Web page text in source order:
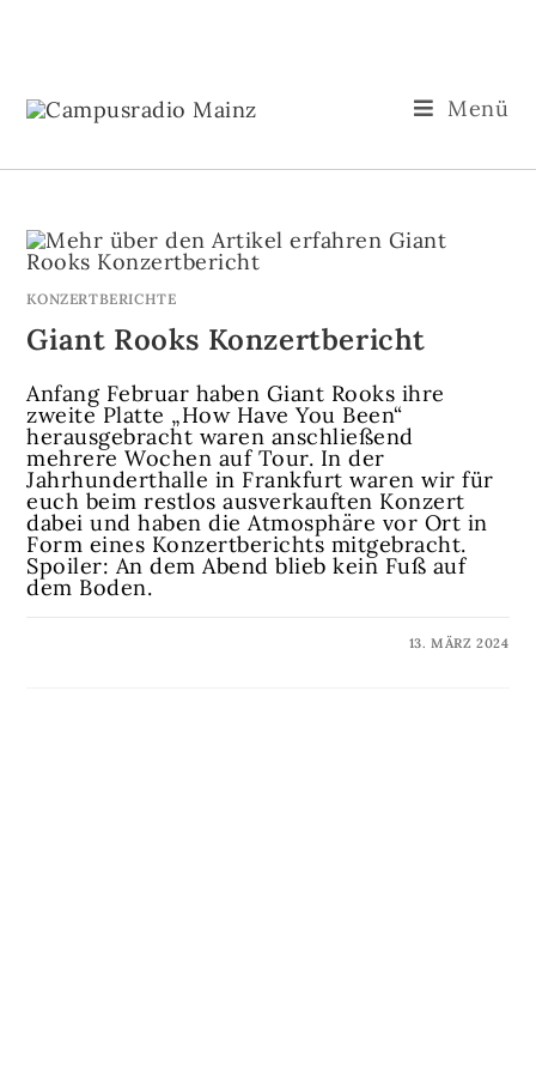
Menü
KONZERTBERICHTE
Giant Rooks Konzertbericht
Anfang Februar haben Giant Rooks ihre
zweite Platte „How Have You Been“
herausgebracht waren anschließend
mehrere Wochen auf Tour. In der
Jahrhunderthalle in Frankfurt waren wir für
euch beim restlos ausverkauften Konzert
dabei und haben die Atmosphäre vor Ort in
Form eines Konzertberichts mitgebracht.
Spoiler: An dem Abend blieb kein Fuß auf
dem Boden.
13. MÄRZ 2024